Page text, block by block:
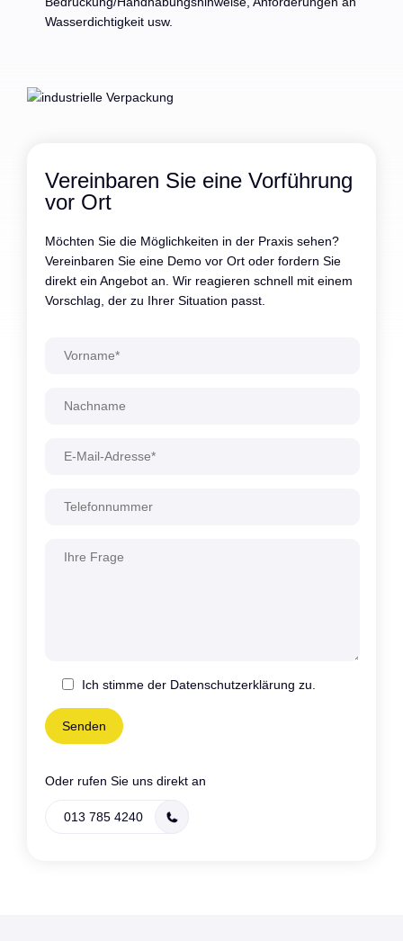
Wasserdichtigkeit usw.
Vereinbaren Sie eine Vorführung
vor Ort
Möchten Sie die Möglichkeiten in der Praxis sehen?
Vereinbaren Sie eine Demo vor Ort oder fordern Sie
direkt ein Angebot an. Wir reagieren schnell mit einem
Vorschlag, der zu Ihrer Situation passt.
Ich stimme der Datenschutzerklärung zu.
Oder rufen Sie uns direkt an
013 785 4240